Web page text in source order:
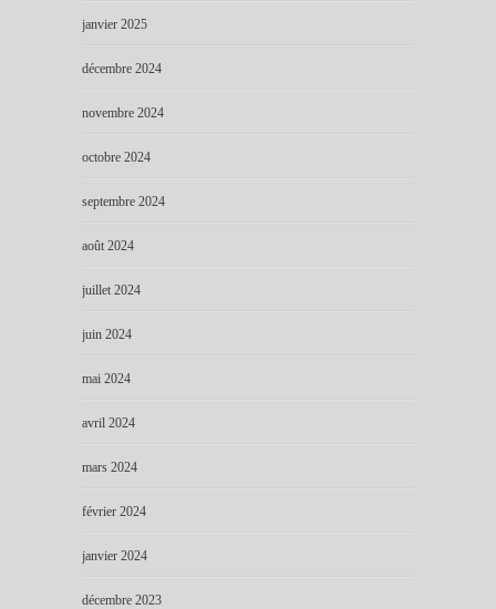
janvier 2025
décembre 2024
novembre 2024
octobre 2024
septembre 2024
août 2024
juillet 2024
juin 2024
mai 2024
avril 2024
mars 2024
février 2024
janvier 2024
décembre 2023